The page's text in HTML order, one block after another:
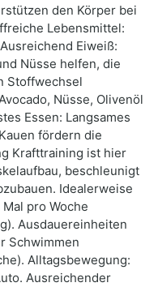
den Körper bei
Lebensmittel:
Eiweiß:
Nüsse helfen, die
Stoffwechsel
Nüsse, Olivenöl
Essen: Langsames
fördern die
Krafttraining ist hier
beschleunigt
Idealerweise
pro Woche
Ausdauereinheiten
Schwimmen
Alltagsbewegung:
Ausreichender